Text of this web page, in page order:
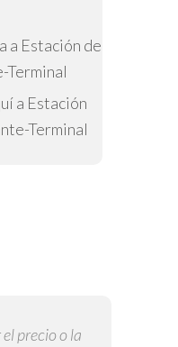
a Estación de
Terminal
a Estación
Terminal
precio o la